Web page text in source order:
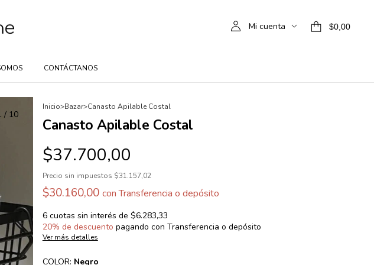
Mi cuenta $0,00
CONTÁCTANOS
/ 10
Inicio>Bazar>Canasto Apilable Costal
Canasto Apilable Costal
$37.700,00
Precio sin impuestos $31.157,02
$30.160,00 con Transferencia o depósito
6 cuotas sin interés de $6.283,33
20% de descuento pagando con Transferencia o depósito
Ver más detalles
COLOR: Negro